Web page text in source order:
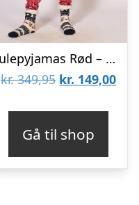
Julepyjamas Rød – herre / mænd.
kr.349,95 Den
var:
kr. 349,95.
kr. 149,00Den
kr.
Gå til shop